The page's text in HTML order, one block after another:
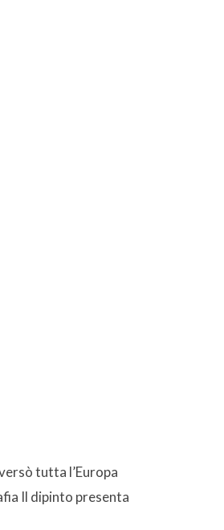
tutta l’Europa
Il dipinto presenta